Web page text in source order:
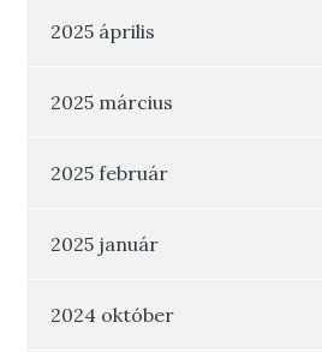
2025 április
2025 március
2025 február
2025 január
2024 október